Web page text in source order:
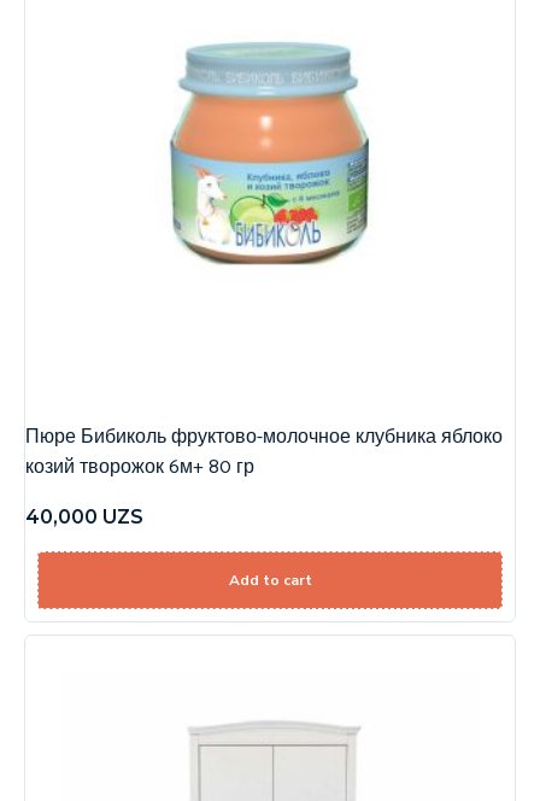
Пюре Бибиколь фруктово-молочное клубника яблоко
козий творожок 6м+ 80 гр
40,000 UZS
Add to cart